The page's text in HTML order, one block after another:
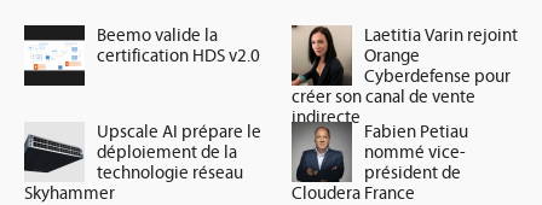
Beemo valide la
certification HDS v2.0
Laetitia Varin rejoint
Orange
Cyberdefense pour
créer son canal de vente
indirecte
Upscale AI prépare le
déploiement de la
technologie réseau
Skyhammer
Fabien Petiau
nommé vice-
président de
Cloudera France